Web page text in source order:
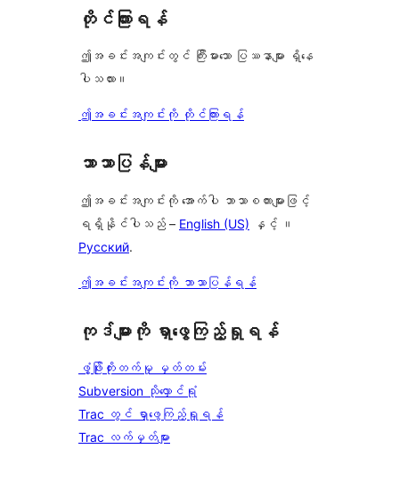
တိုင်ကြားရန်
ဤအခင်းအကျင်းတွင် ကြီးမားသော ပြဿနာများ ရှိနေ
ပါသလား။
ဤအခင်းအကျင်းကို တိုင်ကြားရန်
ဘာသာပြန်များ
ဤအခင်းအကျင်းကို အောက်ပါ ဘာသာစကားများဖြင့်
ရရှိနိုင်ပါသည် – English (US) နှင့် ။
Русский.
ဤအခင်းအကျင်းကို ဘာသာပြန်ရန်
ကုဒ်များကို ရှာဖွေကြည့်ရှုရန်
ဖွံ့ဖြိုးတိုးတက်မှု မှတ်တမ်း
Subversion သိုလှောင်ရုံ
Trac တွင် ရှာဖွေကြည့်ရှုရန်
Trac လက်မှတ်များ